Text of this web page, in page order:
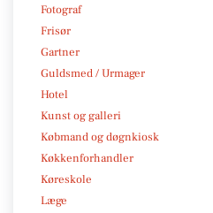
Fotograf
Frisør
Gartner
Guldsmed / Urmager
Hotel
Kunst og galleri
Købmand og døgnkiosk
Køkkenforhandler
Køreskole
Læge